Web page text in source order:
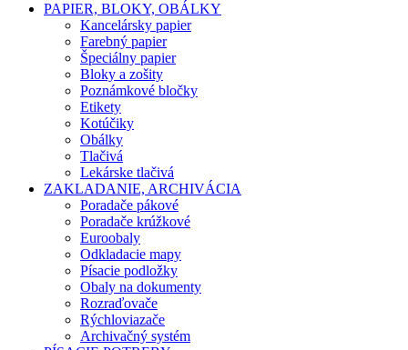
PAPIER, BLOKY, OBÁLKY
Kancelársky papier
Farebný papier
Špeciálny papier
Bloky a zošity
Poznámkové bločky
Etikety
Kotúčiky
Obálky
Tlačivá
Lekárske tlačivá
ZAKLADANIE, ARCHIVÁCIA
Poradače pákové
Poradače krúžkové
Euroobaly
Odkladacie mapy
Písacie podložky
Obaly na dokumenty
Rozraďovače
Rýchloviazače
Archivačný systém